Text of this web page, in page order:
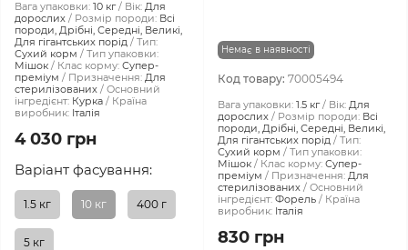
Вага упаковки: 10 кг Вік: Для
дорослих
Розмір породи: Всі
породи, Дрібні, Середні, Великі,
Для гігантських порід
Тип:
Сухий корм
Тип упаковки:
Мішок
Клас корму: Супер-
преміум
Призначення: Для
стерилізованих
Основний
інгредієнт: Курка
Країна
виробник: Італія
4 030 грн
Варіант фасування:
1.5 кг 10 кг 400 г
5 кг
Немає в наявності
Код товару: 70005494
Вага упаковки: 1.5 кг Вік: Для
дорослих
Розмір породи: Всі
породи, Дрібні, Середні, Великі,
Для гігантських порід
Тип:
Сухий корм
Тип упаковки:
Мішок
Клас корму: Супер-
преміум
Призначення: Для
стерилізованих
Основний
інгредієнт: Форель
Країна
виробник: Італія
830 грн